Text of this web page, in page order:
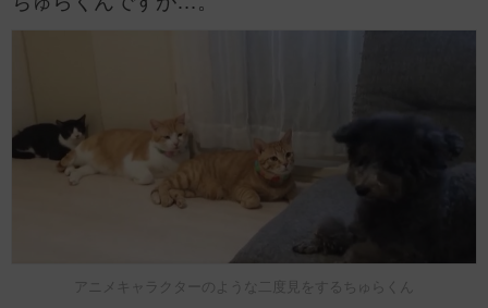
アニメキャラクターのような二度見をするちゅらくん